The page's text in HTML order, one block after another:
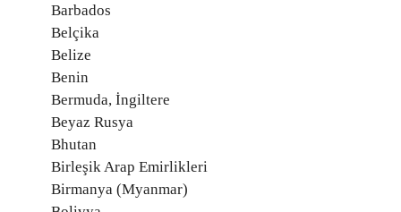
Barbados
Belçika
Belize
Benin
Bermuda, İngiltere
Beyaz Rusya
Bhutan
Birleşik Arap Emirlikleri
Birmanya (Myanmar)